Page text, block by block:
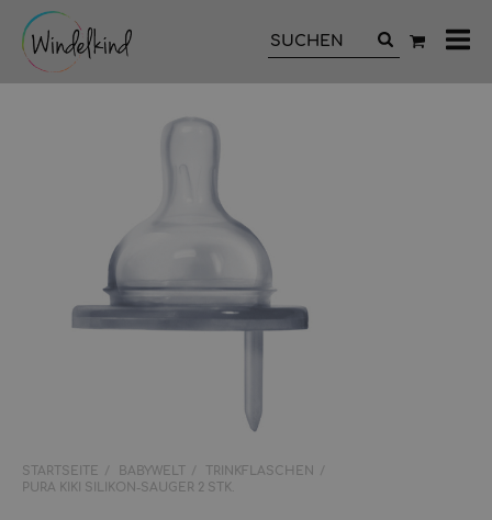
STARTSEITE BABYWELT
TRINKFLASCHEN
PURA KIKI SILIKON-SAUGER 2 STK.